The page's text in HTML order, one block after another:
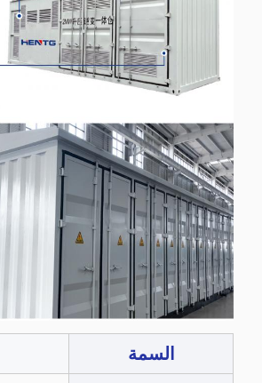
السمة